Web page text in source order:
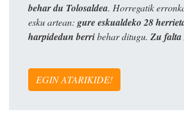
behar du Tolosaldea. Horregatik
esku artean: gure eskualdeko 28
harpidedun berribehar ditugu. Zu falta
EGIN ATARIKIDE!